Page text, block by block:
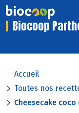
Biocoop
Accueil
Toutes nos
Cheesecake